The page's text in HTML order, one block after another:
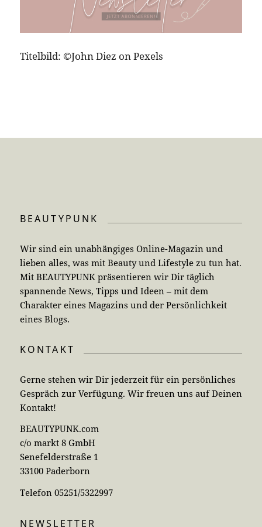
Titelbild: ©John Diez on Pexels
BEAUTYPUNK
Wir sind ein unabhängiges Online-Magazin und
lieben alles, was mit Beauty und Lifestyle zu tun hat.
Mit BEAUTYPUNK präsentieren wir Dir täglich
spannende News, Tipps und Ideen – mit dem
Charakter eines Magazins und der Persönlichkeit
eines Blogs.
KONTAKT
Gerne stehen wir Dir jederzeit für ein persönliches
Gespräch zur Verfügung. Wir freuen uns auf Deinen
Kontakt!
BEAUTYPUNK.com
c/o markt 8 GmbH
Senefelderstraße 1
33100 Paderborn
Telefon 05251/5322997
NEWSLETTER